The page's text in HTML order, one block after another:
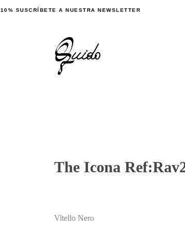
10% SUSCRÍBETE A NUESTRA NEWSLETTER
The Icona
Vitello Nero